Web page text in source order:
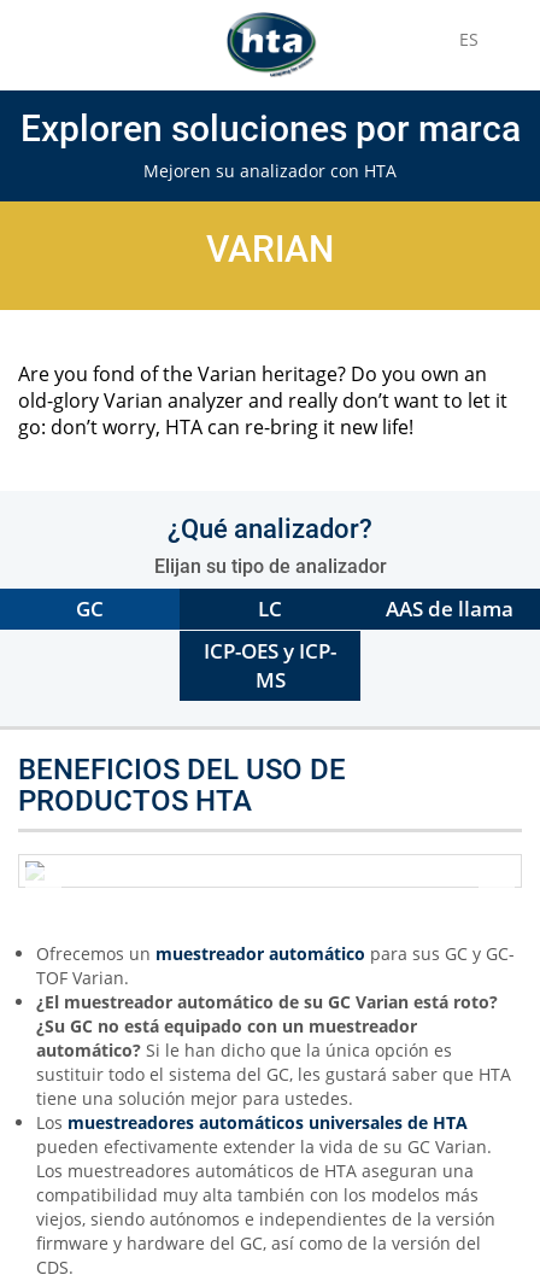
ES
Exploren soluciones por marca
Mejoren su analizador con HTA
VARIAN
Are you fond of the Varian heritage? Do you own an
old-glory Varian analyzer and really don’t want to let it
go: don’t worry, HTA can re-bring it new life!
¿Qué analizador?
Elijan su tipo de analizador
GC LC
AAS de llama
ICP-OES y ICP-
MS
BENEFICIOS DEL USO DE
PRODUCTOS HTA
Ofrecemos un muestreador automático para sus GC y GC-
TOF Varian.
¿El muestreador automático de su GC Varian está roto?
¿Su GC no está equipado con un muestreador
automático? Si le han dicho que la única opción es
sustituir todo el sistema del GC, les gustará saber que HTA
tiene una solución mejor para ustedes.
Los muestreadores automáticos universales de HTA
pueden efectivamente extender la vida de su GC Varian.
Los muestreadores automáticos de HTA aseguran una
compatibilidad muy alta también con los modelos más
viejos, siendo autónomos e independientes de la versión
firmware y hardware del GC, así como de la versión del
CDS.